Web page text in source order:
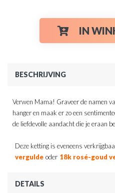
IN
BESCHRIJVING
Verwen Mama! Graveer de namen
hanger en maak er zo een
de liefdevolle aandacht die je eraan
Deze ketting is eveneens
vergulde oder 18k rosé-goud
DETAILS